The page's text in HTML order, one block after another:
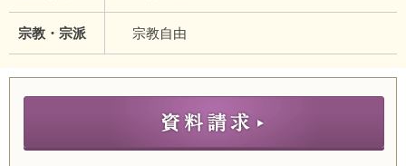
宗教・宗派 宗教自由